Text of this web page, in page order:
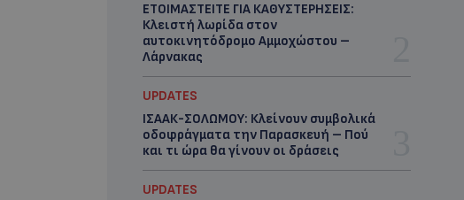
ΕΤΟΙΜΑΣΤΕΙΤΕ ΓΙΑ ΚΑΘΥΣΤΕΡΗΣΕΙΣ:
Κλειστή λωρίδα στον
αυτοκινητόδρομο Αμμοχώστου –
Λάρνακας
UPDATES
ΙΣΑΑΚ-ΣΟΛΩΜΟΥ: Κλείνουν συμβολικά
οδοφράγματα την Παρασκευή – Πού
και τι ώρα θα γίνουν οι δράσεις
UPDATES